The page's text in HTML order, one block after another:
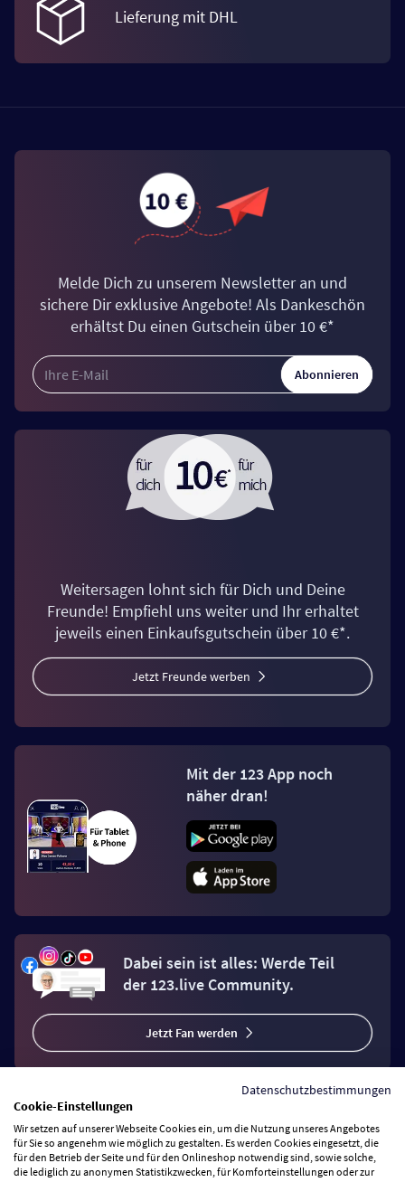
Lieferung mit DHL
Melde Dich zu unserem Newsletter an und
sichere Dir exklusive Angebote! Als Dankeschön
erhältst Du einen Gutschein über 10 €*
Abonnieren
Weitersagen lohnt sich für Dich und Deine
Freunde! Empfiehl uns weiter und Ihr erhaltet
jeweils einen Einkaufsgutschein über 10 €*.
Jetzt Freunde werben
Mit der 123 App noch
näher dran!
Dabei sein ist alles: Werde Teil
der 123.live Community.
Jetzt Fan werden
Vertrag widerrufen
Datenschutzbestimmungen
Cookie-Einstellungen
Wir setzen auf unserer Webseite Cookies ein, um die Nutzung unseres Angebotes
für Sie so angenehm wie möglich zu gestalten. Es werden Cookies eingesetzt, die
für den Betrieb der Seite und für den Onlineshop notwendig sind, sowie solche,
die lediglich zu anonymen Statistikzwecken, für Komforteinstellungen oder zur